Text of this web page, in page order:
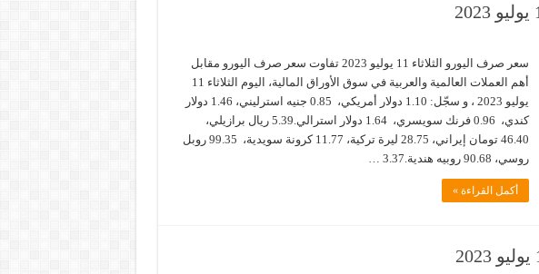
سعر صرف اليورو الثلاثاء 11 يوليو 2023 تفاوت سعر صرف اليورو مقابل
أهم العملات العالمية والعربية في سوق الأوراق المالية، اليوم الثلاثاء 11
يوليو 2023 ، و سجّل: 1.10 دولار أمريكي، 0.85 جنيه استرليني، 1.46 دولار
كندي، 0.96 فرنك سويسري، 1.64 دولار استرالي.5.39 ريال برازيلي،
46.40 تومان إيراني، 28.75 ليرة تركية، 11.77 كرونة سويدية، 99.35 روبل
روسي، 90.68 روبيه هندية.3.37 …
أكمل القراءة »